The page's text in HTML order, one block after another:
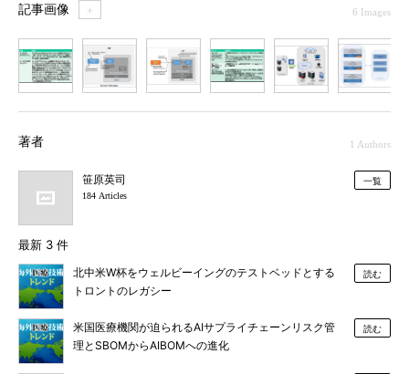
記事画像 ＋ 6 Images
著者 1 Authors
笹原英司
184 Articles
一覧
最新 3 件
北中米W杯をウェルビーイングのテストベッドとする
トロントのレガシー
読む
米国医療機関が迫られるAIサプライチェーンリスク管
理とSBOMからAIBOMへの進化
読む